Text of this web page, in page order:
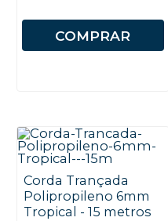
COMPRAR
Corda Trançada
Polipropileno 6mm
Tropical - 15 metros